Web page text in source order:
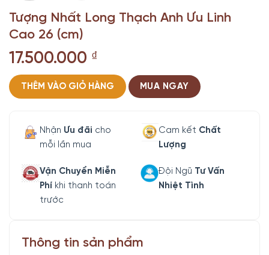
Tượng Nhất Long Thạch Anh Ưu Linh
Cao 26 (cm)
17.500.000 ₫
THÊM VÀO GIỎ HÀNG MUA NGAY
Nhận Ưu đãi cho
mỗi lần mua
Cam kết Chất
Lượng
Vận Chuyển Miễn
Phí khi thanh toán
trước
Đội Ngũ Tư Vấn
Nhiệt Tình
Thông tin sản phẩm